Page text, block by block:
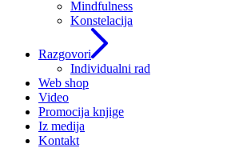
Mindfulness
Konstelacija
Razgovori
Individualni rad
Web shop
Video
Promocija knjige
Iz medija
Kontakt